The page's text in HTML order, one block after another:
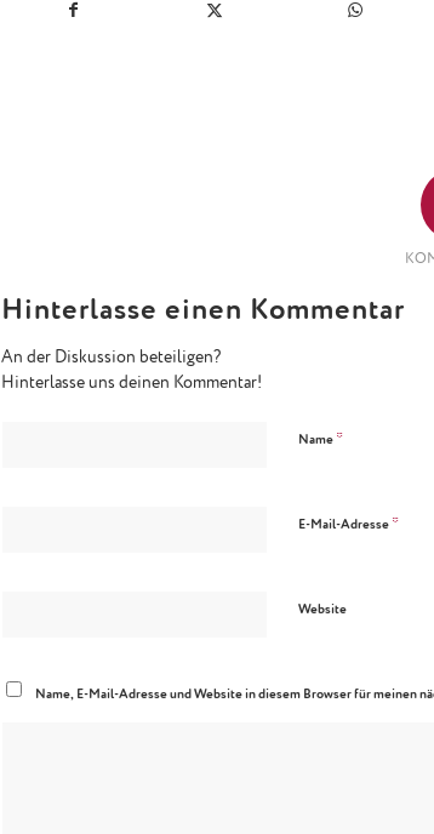
Hinterlasse einen Kommentar
An der Diskussion beteiligen?
Hinterlasse uns deinen Kommentar!
Name *
E-Mail-Adresse *
Website
Name, E-Mail-Adresse und Website in diesem Browser für meinen